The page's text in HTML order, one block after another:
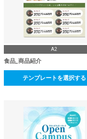
A2
食品_商品紹介
テンプレートを選択する